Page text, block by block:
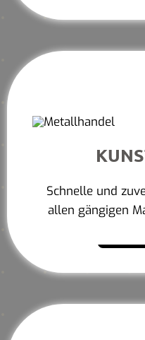
Schnelle und
allen gängigen